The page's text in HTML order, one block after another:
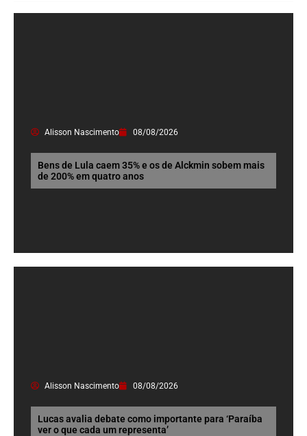
Alisson Nascimento 08/08/2026
Bens de Lula caem 35% e os de Alckmin sobem mais
de 200% em quatro anos
Alisson Nascimento 08/08/2026
Lucas avalia debate como importante para ‘Paraíba
ver o que cada um representa’